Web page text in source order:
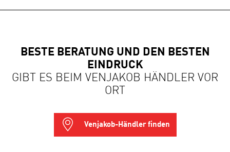
BESTE BERATUNG UND DEN BESTEN
EINDRUCK
GIBT ES BEIM VENJAKOB HÄNDLER VOR
ORT
Venjakob-Händler finden